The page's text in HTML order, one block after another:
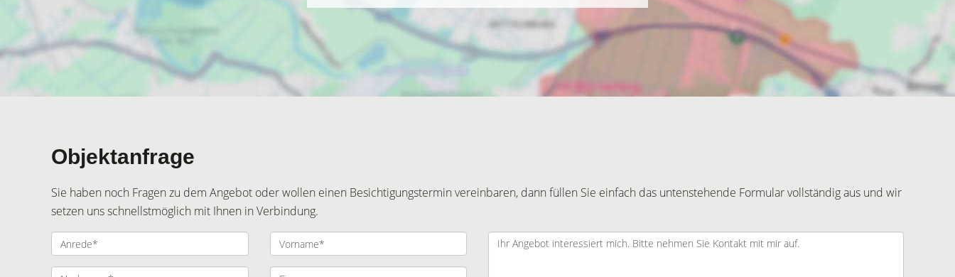
Objektanfrage
Sie haben noch Fragen zu dem Angebot oder wollen einen Besichtigungstermin vereinbaren, dann füllen Sie einfach das untenstehende Formular vollständig aus und wir
setzen uns schnellstmöglich mit Ihnen in Verbindung.